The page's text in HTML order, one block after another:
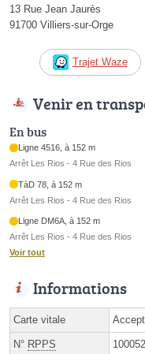
13 Rue Jean Jaurès
91700 Villiers-sur-Orge
Trajet Waze
Venir en
En bus
Ligne 4516, à 152 m
Arrêt Les Rios - 4 Rue des Rios
TàD 78, à 152 m
Arrêt Les Rios - 4 Rue des Rios
Ligne DM6A, à 152 m
Arrêt Les Rios - 4 Rue des Rios
Voir tout
Informations
Carte vitale
N° RPPS